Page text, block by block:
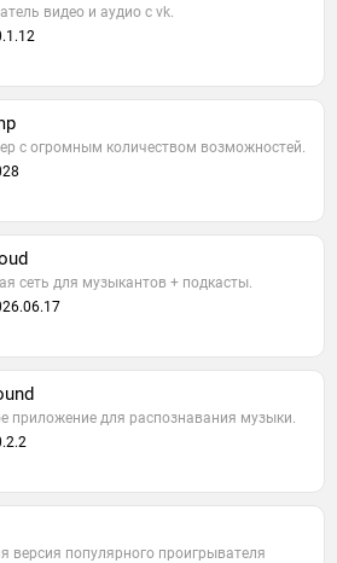
видео и аудио с vk.
с огромным количеством возможностей.
сеть для музыкантов + подкасты.
приложение для распознавания музыки.
версия популярного проигрывателя